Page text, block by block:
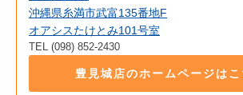
沖縄県糸満市武富135番地F
オアシスたけとみ101号室
TEL (098) 852-2430
豊見城店のホームページはこ